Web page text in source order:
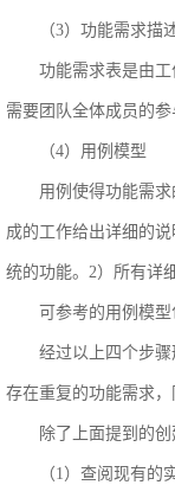
（3）功能需求描
功能需求表是由
需要团队全体成员的
（4）用例模型
用例使得功能需
成的工作给出详细的
统的功能。2）所有详
可参考的用例模
经过以上四个步
存在重复的功能需求
除了上面提到的
（1）查阅现有的